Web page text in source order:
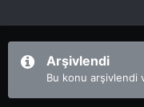
Arşivlendi
Bu konu arşivlendi